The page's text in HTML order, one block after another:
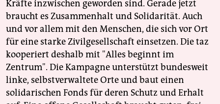
Kräfte inzwischen geworden sind. Gerade jetzt
braucht es Zusammenhalt und Solidarität. Auch
und vor allem mit den Menschen, die sich vor Ort
für eine starke Zivilgesellschaft einsetzen. Die taz
kooperiert deshalb mit "Alles beginnt im
Zentrum". Die Kampagne unterstützt bundesweit
linke, selbstverwaltete Orte und baut einen
solidarischen Fonds für deren Schutz und Erhalt